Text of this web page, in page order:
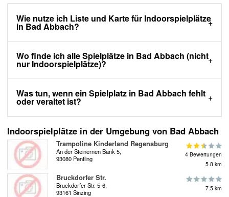
Wie nutze ich Liste und Karte für Indoorspielplätze
in Bad Abbach?
Wo finde ich alle Spielplätze in Bad Abbach (nicht
nur Indoorspielplätze)?
Was tun, wenn ein Spielplatz in Bad Abbach fehlt
oder veraltet ist?
Indoorspielplätze in der Umgebung von Bad Abbach
Trampoline Kinderland Regensburg
An der Steinernen Bank 5,
93080 Pentling
4 Bewertungen
5.8 km
Bruckdorfer Str.
Bruckdorfer Str. 5-6,
93161 Sinzing
7.5 km